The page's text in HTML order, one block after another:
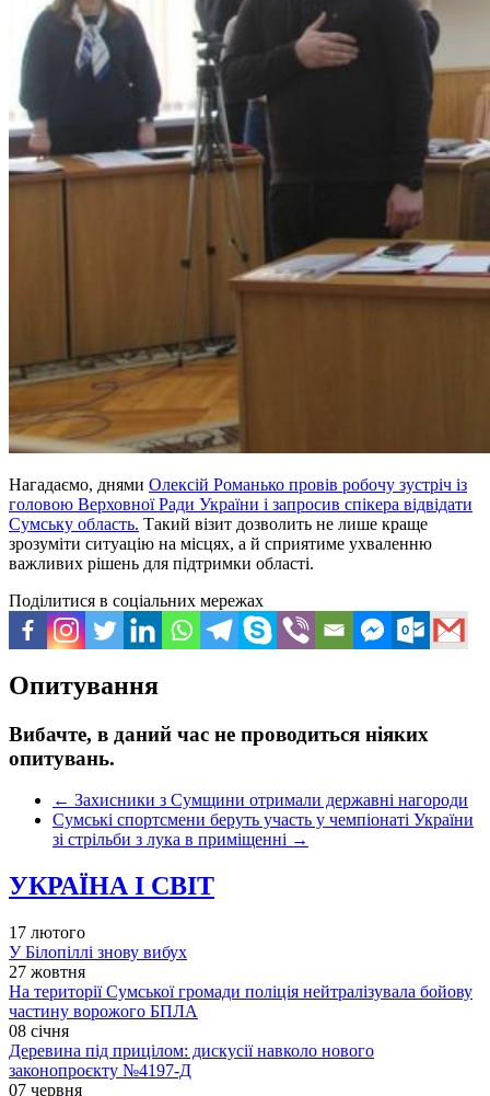
Нагадаємо, днями Олексій Романько провів робочу зустріч із
головою Верховної Ради України і запросив спікера відвідати
Сумську область. Такий візит дозволить не лише краще
зрозуміти ситуацію на місцях, а й сприятиме ухваленню
важливих рішень для підтримки області.
Поділитися в соціальних мережах
Опитування
Вибачте, в даний час не проводиться ніяких
опитувань.
← Захисники з Сумщини отримали державні нагороди
Сумські спортсмени беруть участь у чемпіонаті України
зі стрільби з лука в приміщенні →
УКРАЇНА І СВІТ
17 лютого
У Білопіллі знову вибух
27 жовтня
На території Сумської громади поліція нейтралізувала бойову
частину ворожого БПЛА
08 січня
Деревина під прицілом: дискусії навколо нового
законопроєкту №4197-Д
07 червня